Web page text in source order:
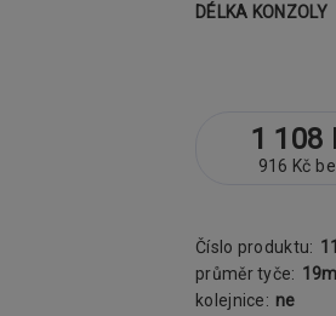
DÉLKA KONZOLY
1 108
916 Kč
Číslo produktu:
průměr tyče:
kolejnice: ne